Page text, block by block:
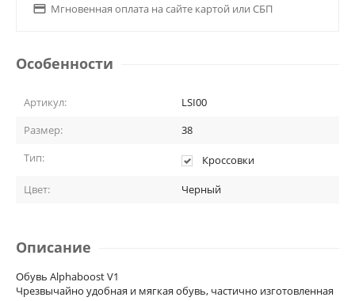
 Мгновенная оплата на сайте картой или СБП
Особенности
Артикул:
LSI00
Размер:
38
Тип:
Кроссовки
Цвет: Черный
Описание
Обувь Alphaboost V1
Чрезвычайно удобная и мягкая обувь, частично изготовленная